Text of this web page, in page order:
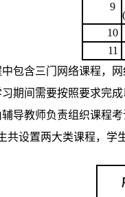
9
10
11
包含三门网络课程，
期间需要按照要求完
导教师负责组织课程
共设置两大类课程，学